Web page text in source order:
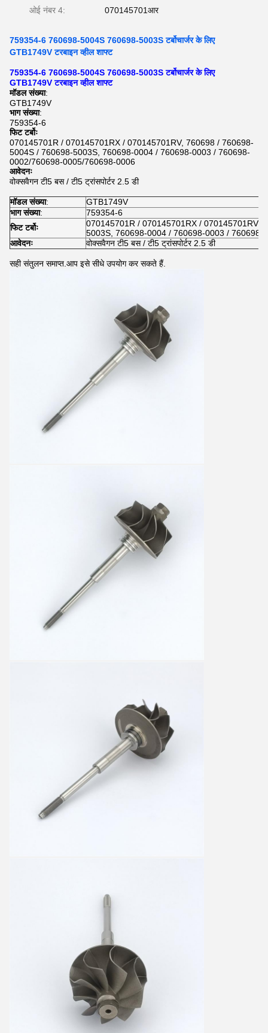
ओई नंबर 4: 070145701आर
759354-6 760698-5004S 760698-5003S टर्बोचार्जर के लिए
GTB1749V टरबाइन व्हील शाफ्ट
759354-6 760698-5004S 760698-5003S टर्बोचार्जर के लिए
GTB1749V टरबाइन व्हील शाफ्ट
मॉडल संख्या:
GTB1749V
भाग संख्या:
759354-6
फिट टर्बोः
070145701R / 070145701RX / 070145701RV, 760698 / 760698-
5004S / 760698-5003S, 760698-0004 / 760698-0003 / 760698-
0002/760698-0005/760698-0006
आवेदनः
वोक्सवैगन टी5 बस / टी5 ट्रांसपोर्टर 2.5 डी
मॉडल संख्या:
GTB1749V
भाग संख्या:
759354-6
फिट टर्बोः
070145701R / 070145701RX / 070145701RV,
5003S, 760698-0004 / 760698-0003 / 760698-
आवेदनः
वोक्सवैगन टी5 बस / टी5 ट्रांसपोर्टर 2.5 डी
सही संतुलन समाप्त.आप इसे सीधे उपयोग कर सकते हैं.